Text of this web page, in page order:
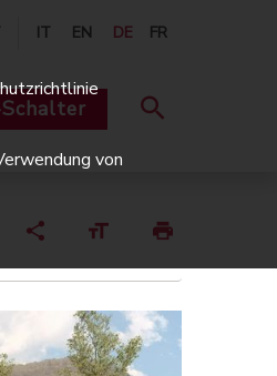
IT EN DE FR
von